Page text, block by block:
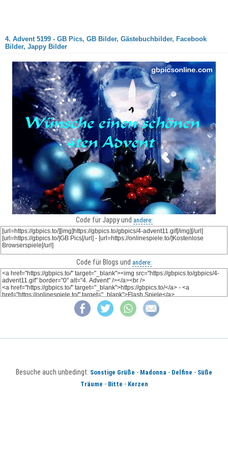
4. Advent 5199 - GB Pics, GB Bilder, Gästebuchbilder, Facebook
Bilder, Jappy Bilder
Code für Jappy und andere:
Code für Blogs und andere:
Besuche auch unbedingt: Sonstige Grüße - Madonna - Delfine - Süße
Träume - Bitte - Kerzen